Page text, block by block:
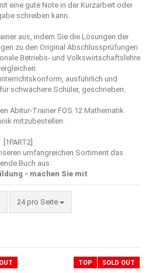
eine gute Note in der Kurzarbeit oder
schreiben kann.
aus, indem Sie die Lösungen der
zu den Original Abschlussprüfungen
Betriebs- und Volkswirtschaftslehre
ausführlich und
schwächere Schüler, geschrieben.
Abitur-Trainer FOS 12 Mathematik
mitzubestellen.
[1PART2]
umfangreichen Sortiment das
Buch aus.
- machen Sie mit
24 pro Seite
pro Seite
TOP SOLD OUT